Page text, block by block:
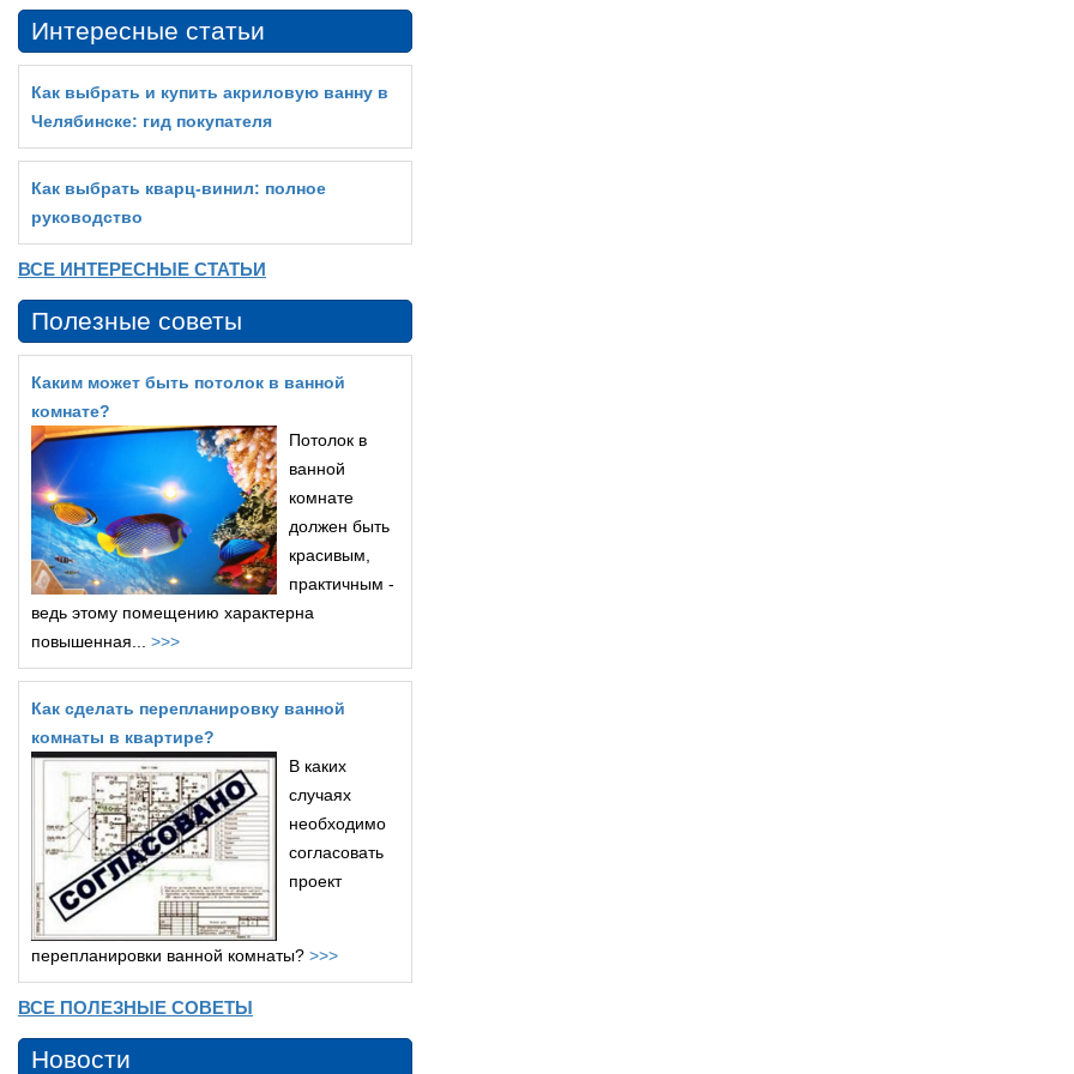
Интересные статьи
Как выбрать и купить акриловую ванну в
Челябинске: гид покупателя
Как выбрать кварц‑винил: полное
руководство
ВСЕ ИНТЕРЕСНЫЕ СТАТЬИ
Полезные советы
Каким может быть потолок в ванной
комнате?
Потолок в
ванной
комнате
должен быть
красивым,
практичным -
ведь этому помещению характерна
повышенная... >>>
Как сделать перепланировку ванной
комнаты в квартире?
В каких
случаях
необходимо
согласовать
проект
перепланировки ванной комнаты? >>>
ВСЕ ПОЛЕЗНЫЕ СОВЕТЫ
Новости